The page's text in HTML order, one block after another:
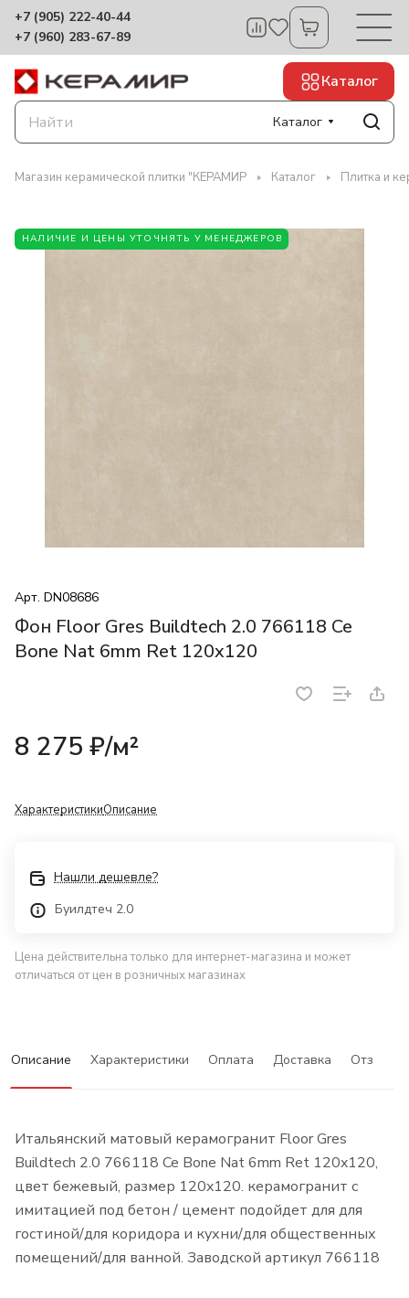
+7 (905) 222-40-44
+7 (960) 283-67-89
Каталог
Каталог
Магазин керамической плитки "КЕРАМИР Каталог Плитка и
НАЛИЧИЕ И ЦЕНЫ УТОЧНЯТЬ У МЕНЕДЖЕРОВ
Арт. DN08686
Фон Floor Gres Buildtech 2.0 766118 Ce
Bone Nat 6mm Ret 120x120
8 275 ₽/м²
ХарактеристикиОписание
Нашли дешевле?
Буилдтеч 2.0
Цена действительна только для интернет-магазина и может
отличаться от цен в розничных магазинах
Описание Характеристики Оплата Доставка Отзывы
Итальянский матовый керамогранит Floor Gres
Buildtech 2.0 766118 Ce Bone Nat 6mm Ret 120x120,
цвет бежевый, размер 120x120. керамогранит с
имитацией под бетон / цемент подойдет для для
гостиной/для коридора и кухни/для общественных
помещений/для ванной. Заводской артикул 766118